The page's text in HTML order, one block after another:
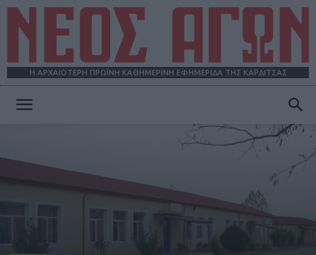
Η ΑΡΧΑΙΟΤΕΡΗ ΠΡΩΪΝΗ ΚΑΘΗΜΕΡΙΝΗ ΕΦΗΜΕΡΙΔΑ ΤΗΣ ΚΑΡΔΙΤΣΑΣ